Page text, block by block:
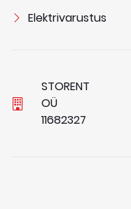
Elektrivarustus
STORENT
OÜ
11682327